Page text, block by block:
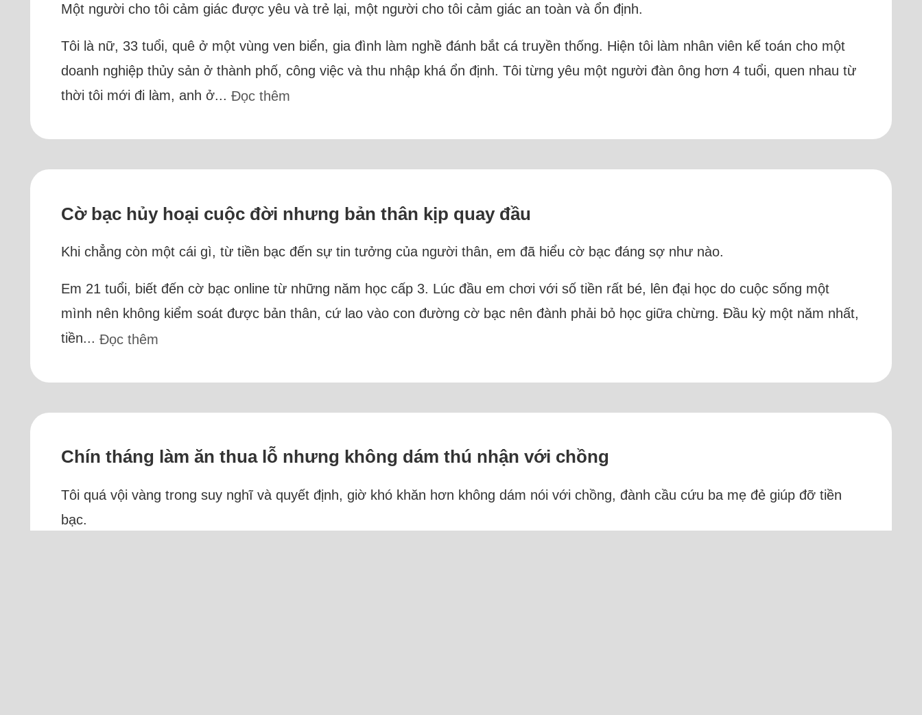
Một người cho tôi cảm giác được yêu và trẻ lại, một người cho tôi cảm giác an toàn và ổn định.
Tôi là nữ, 33 tuổi, quê ở một vùng ven biển, gia đình làm nghề đánh bắt cá truyền thống. Hiện tôi làm nhân viên kế toán cho một
doanh nghiệp thủy sản ở thành phố, công việc và thu nhập khá ổn định. Tôi từng yêu một người đàn ông hơn 4 tuổi, quen nhau từ
thời tôi mới đi làm, anh ở... Đọc thêm
Cờ bạc hủy hoại cuộc đời nhưng bản thân kịp quay đầu
Khi chẳng còn một cái gì, từ tiền bạc đến sự tin tưởng của người thân, em đã hiểu cờ bạc đáng sợ như nào.
Em 21 tuổi, biết đến cờ bạc online từ những năm học cấp 3. Lúc đầu em chơi với số tiền rất bé, lên đại học do cuộc sống một
mình nên không kiểm soát được bản thân, cứ lao vào con đường cờ bạc nên đành phải bỏ học giữa chừng. Đầu kỳ một năm nhất,
tiền... Đọc thêm
Chín tháng làm ăn thua lỗ nhưng không dám thú nhận với chồng
Tôi quá vội vàng trong suy nghĩ và quyết định, giờ khó khăn hơn không dám nói với chồng, đành cầu cứu ba mẹ đẻ giúp đỡ tiền
bạc.